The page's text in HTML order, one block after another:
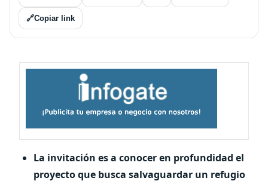
🔗Copiar link
La invitación es a conocer en profundidad el
proyecto que busca salvaguardar un refugio